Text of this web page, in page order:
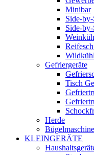
Minibar
Side-
Side-
Gefriergeräte
Tisch
Herde
KLEINGERÄTE